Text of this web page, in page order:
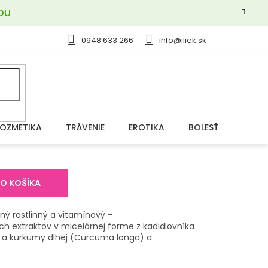
0948 633 266 info@iliek.sk
TRÁVENIE EROTIKA BOLESŤ
KOŠÍKA
rastlinný a vitamínový -
extraktov v micelárnej forme z kadidlovníka
kurkumy dlhej (Curcuma longa) a